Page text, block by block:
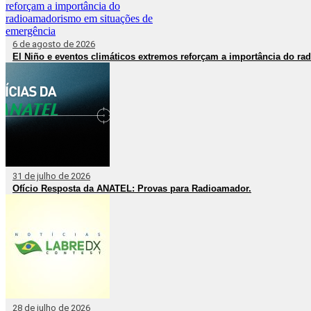
6 de agosto de 2026
El Niño e eventos climáticos extremos reforçam a importância do
31 de julho de 2026
Ofício Resposta da ANATEL: Provas para Radioamador.
28 de julho de 2026